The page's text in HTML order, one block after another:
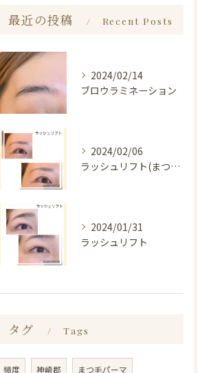
最近の投稿 Recent Posts
2024/02/14
ブロウラミネーション
2024/02/06
ラッシュリフト(まつ毛パーマ)
2024/01/31
ラッシュリフト
タグ Tags
頻度 神崎郡 まつ毛パーマ